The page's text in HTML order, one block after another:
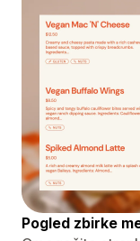
Pogled zbirke